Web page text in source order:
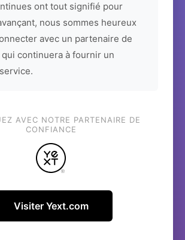
ont tout signifié pour
nous sommes heureux
avec un partenaire de
continuera à fournir un
AVEC NOTRE PARTENAIRE DE
CONFIANCE
Visiter Yext.com